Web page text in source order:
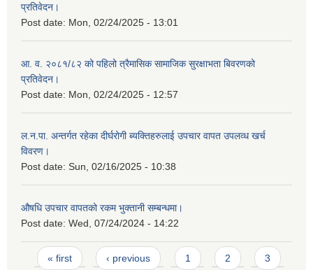
प्रतिवेदन।
Post date: Mon, 02/24/2025 - 13:01
आ. व. २०८१/८२ को पहिलो त्रैमासिक सामाजिक सुरक्षाभता बिवरणको
प्रतिवेदन।
Post date: Mon, 02/24/2025 - 12:57
ल.न.पा. अन्तर्गत रहेका दीर्घरोगी ब्यक्तिहरुलाई उपचार वापत उपलव्ध खर्च
विवरण।
Post date: Sun, 02/16/2025 - 10:38
औषधि उपचार वापतको रकम भुक्तानी सम्बन्धमा।
Post date: Wed, 07/24/2024 - 14:22
Pages
« first ‹ previous 1 2 3